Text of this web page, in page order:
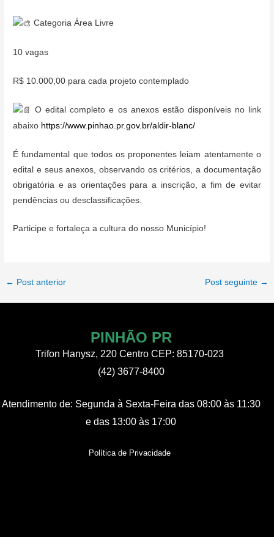
Categoria Área Livre
10 vagas
R$ 10.000,00 para cada projeto contemplado
O edital completo e os anexos estão disponíveis no link
abaixo https://www.pinhao.pr.gov.br/aldir-blanc/
É fundamental que todos os proponentes leiam atentamente o
edital e seus anexos, observando os critérios, a documentação
obrigatória e as orientações para a inscrição, a fim de evitar
pendências ou desclassificações.
Participe e fortaleça a cultura do nosso Município!
Post
← Post anterior Post seguinte →
PINHÃO PR
Trifon Hanysz, 220 Centro CEP: 85170-023
(42) 3677-8400
Atendimento de: Segunda à Sexta-Feira das 08:00 às 11:30
e das 13:00 às 17:00
Política de Privacidade